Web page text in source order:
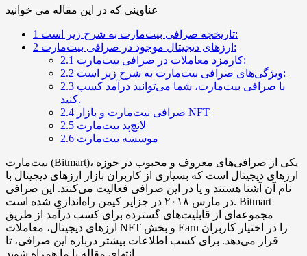
عناوینی که در این مقاله می خوانید
1
تاریخچه صرافی بیت‌مارت به شرح زیر است:
2
ارزهای دیجیتال موجود در صرافی بیت‌مارت:
2.1
کارمزد معاملات در صرافی بیت‌مارت:
2.2
ویژگی‌های صرافی بیت‌مارت به شرح زیر است:
2.3
کنید.
2.4
صرافی بیت‌مارت و بازار NFT
2.5 لانچ‌پد بیت‌مارت
2.6 موسسه بیت‌مارت
بیت‌مارت (Bitmart)، یکی از صرافی‌های معروف و محبوب در حوزه
ارزهای دیجیتال است که بسیاری از کاربران بازار ارزهای دیجیتال با
نام آن آشنا هستند و یا در این صرافی فعالیت می‌کنند. این صرافی
در مارس ۲۰۱۸ در جزایر کیمن راه‌اندازی شده است. Bitmart
مجموعه‌ای از قابلیت‌های گسترده برای کسب درآمد از طریق
ارزهای دیجیتال، معاملات NFT و بخش Earn را در اختیار کاربران
قرار می‌دهد. برای کسب اطلاعات بیشتر درباره این صرافی، تا